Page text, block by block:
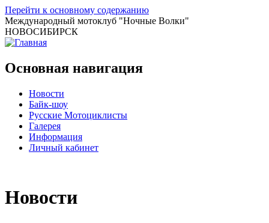
Перейти к основному содержанию
Международный мотоклуб "Ночные Волки"
НОВОСИБИРСК
Основная навигация
Новости
Байк-шоу
Русские Мотоциклисты
Галерея
Информация
Личный кабинет
Новости